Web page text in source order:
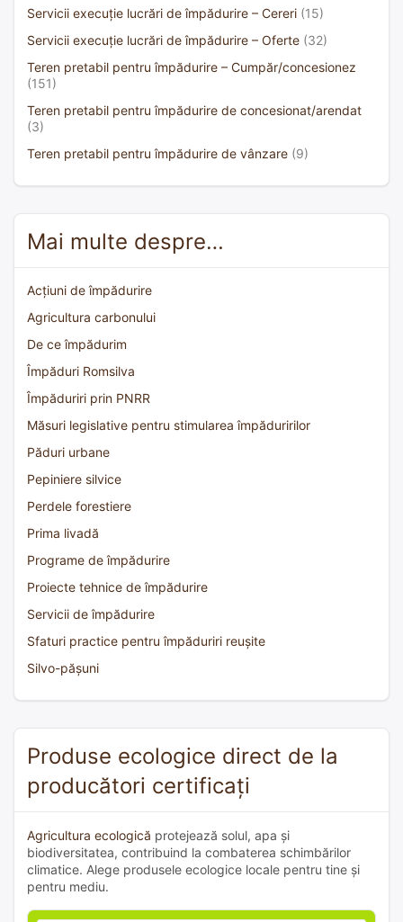
Servicii execuție lucrări de împădurire – Cereri (15)
Servicii execuție lucrări de împădurire – Oferte (32)
Teren pretabil pentru împădurire – Cumpăr/concesionez
(151)
Teren pretabil pentru împădurire de concesionat/arendat
(3)
Teren pretabil pentru împădurire de vânzare (9)
Mai multe despre…
Acțiuni de împădurire
Agricultura carbonului
De ce împădurim
Împăduri Romsilva
Împăduriri prin PNRR
Măsuri legislative pentru stimularea împăduririlor
Păduri urbane
Pepiniere silvice
Perdele forestiere
Prima livadă
Programe de împădurire
Proiecte tehnice de împădurire
Servicii de împădurire
Sfaturi practice pentru împăduriri reușite
Silvo-pășuni
Produse ecologice direct de la
producători certificați
Agricultura ecologică protejează solul, apa și
biodiversitatea, contribuind la combaterea schimbărilor
climatice. Alege produsele ecologice locale pentru tine și
pentru mediu.